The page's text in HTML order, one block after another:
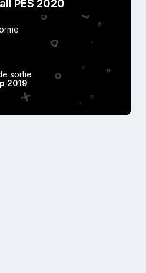
PES 2020
sortie
2019